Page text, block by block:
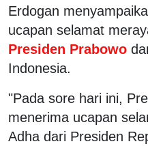
Erdogan
ucapan selamat
Presiden Prabowo
Indonesia.
"Pada sore hari ini,
menerima ucapan
Adha dari Presiden